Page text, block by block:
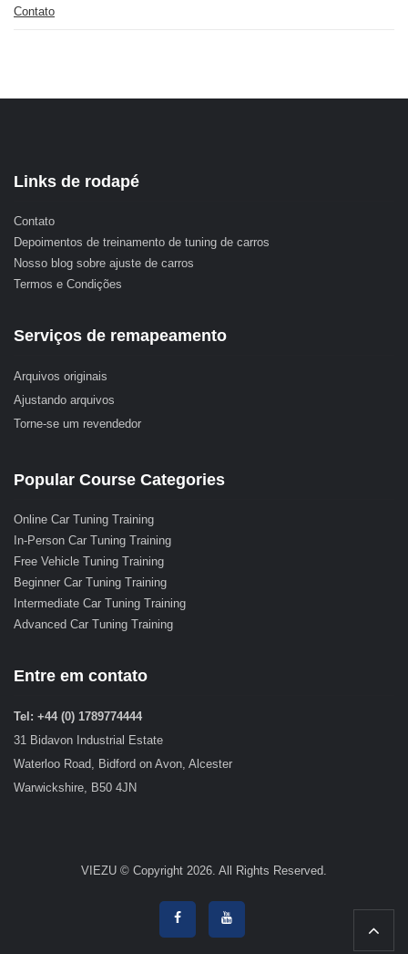
Contato
Links de rodapé
Contato
Depoimentos de treinamento de tuning de carros
Nosso blog sobre ajuste de carros
Termos e Condições
Serviços de remapeamento
Arquivos originais
Ajustando arquivos
Torne-se um revendedor
Popular Course Categories
Online Car Tuning Training
In-Person Car Tuning Training
Free Vehicle Tuning Training
Beginner Car Tuning Training
Intermediate Car Tuning Training
Advanced Car Tuning Training
Entre em contato
Tel: +44 (0) 1789774444
31 Bidavon Industrial Estate
Waterloo Road, Bidford on Avon, Alcester
Warwickshire, B50 4JN
VIEZU © Copyright 2026. All Rights Reserved.